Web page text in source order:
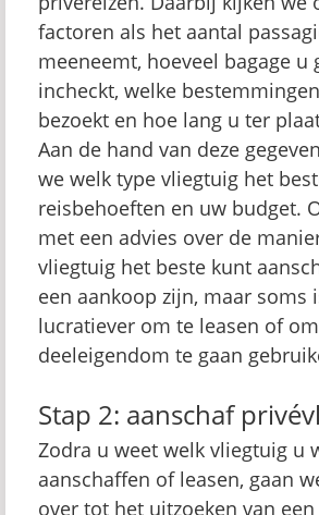
factoren als het aantal
meeneemt, hoeveel bagage u
incheckt, welke
bezoekt en hoe lang u ter
Aan de hand van deze
we welk type vliegtuig het
reisbehoeften en uw budget.
met een advies over de
vliegtuig het beste kunt
een aankoop zijn, maar soms
lucratiever om te leasen of
deeleigendom te gaan
Stap 2: aanschaf
Zodra u weet welk vliegtuig u
aanschaffen of leasen, gaan
over tot het uitzoeken van